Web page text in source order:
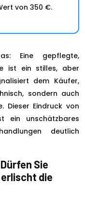
von 350 €.
Eine gepflegte,
ist ein stilles, aber
dem Käufer,
sondern auch
Eindruck von
ein unschätzbares
deutlich
Sie
die